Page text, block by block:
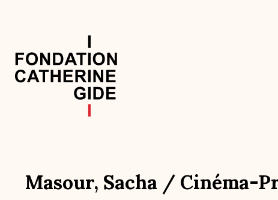
contenu
principal
principale
Masour, Sacha / Cinéma-